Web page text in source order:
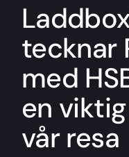
tecknar
med
en
vår resa